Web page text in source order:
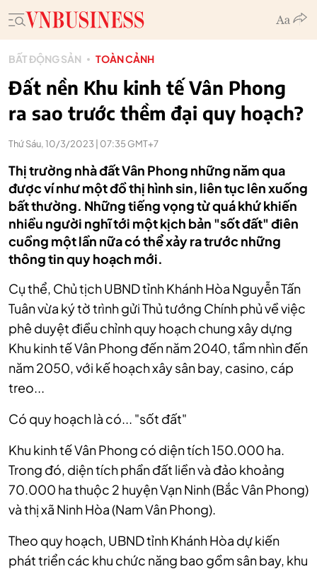
BẤT ĐỘNG SẢN TOÀN CẢNH
Đất nền Khu kinh tế Vân Phong
ra sao trước thềm đại quy hoạch?
Thứ Sáu, 10/3/2023 | 07:35 GMT+7
Thị trường nhà đất Vân Phong những năm qua
được ví như một đồ thị hình sin, liên tục lên xuống
bất thường. Những tiếng vọng từ quá khứ khiến
nhiều người nghĩ tới một kịch bản "sốt đất" điên
cuồng một lần nữa có thể xảy ra trước những
thông tin quy hoạch mới.
Cụ thể, Chủ tịch UBND tỉnh Khánh Hòa Nguyễn Tấn
Tuân vừa ký tờ trình gửi Thủ tướng Chính phủ về việc
phê duyệt điều chỉnh quy hoạch chung xây dựng
Khu kinh tế Vân Phong đến năm 2040, tầm nhìn đến
năm 2050, với kế hoạch xây sân bay, casino, cáp
treo...
Có quy hoạch là có... "sốt đất"
Khu kinh tế Vân Phong có diện tích 150.000 ha.
Trong đó, diện tích phần đất liền và đảo khoảng
70.000 ha thuộc 2 huyện Vạn Ninh (Bắc Vân Phong)
và thị xã Ninh Hòa (Nam Vân Phong).
Theo quy hoạch, UBND tỉnh Khánh Hòa dự kiến
phát triển các khu chức năng bao gồm sân bay, khu